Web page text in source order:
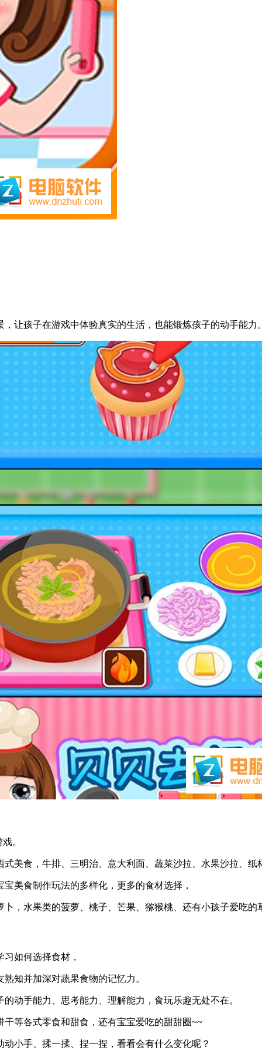
让孩子在游戏中体验真实的生活，也能锻炼孩子的动手能力
。
美食，牛排、三明治、意大利面、蔬菜沙拉、水果沙拉、纸
美食制作玩法的多样化，更多的食材选择，
，水果类的菠萝、桃子、芒果、猕猴桃、还有小孩子爱吃
如何选择食材，
知并加深对蔬果食物的记忆力。
动手能力、思考能力、理解能力，食玩乐趣无处不在。
等各式零食和甜食，还有宝宝爱吃的甜甜圈~~
小手、揉一揉、捏一捏，看看会有什么变化呢？